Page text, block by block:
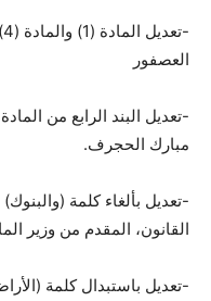
العصفور
مبارك الحجرف.
القانون، المقدم من وزير
-تعديل باستبدال كلمة